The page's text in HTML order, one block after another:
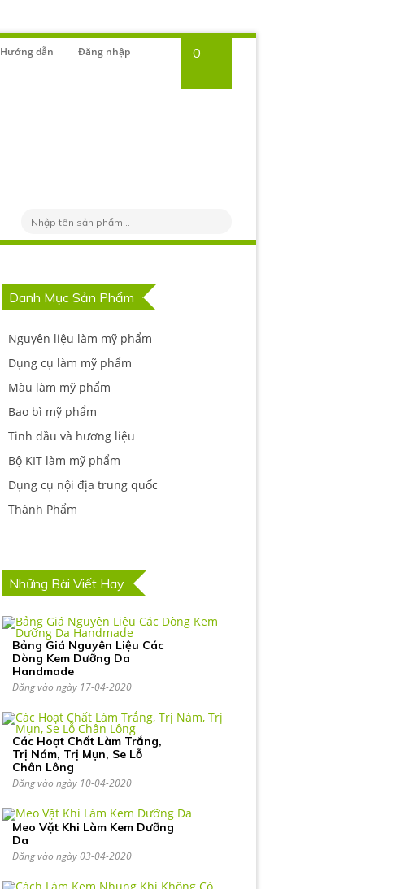
Hướng dẫn Đăng nhập 0
Danh Mục Sản Phẩm
Nguyên liệu làm mỹ phẩm
Dụng cụ làm mỹ phẩm
Màu làm mỹ phẩm
Bao bì mỹ phẩm
Tinh dầu và hương liệu
Bộ KIT làm mỹ phẩm
Dụng cụ nội địa trung quốc
Thành Phẩm
Những Bài Viết Hay
Bảng Giá Nguyên Liệu Các
Dòng Kem Dưỡng Da
Handmade
Đăng vào ngày 17-04-2020
Các Hoạt Chất Làm Trắng,
Trị Nám, Trị Mụn, Se Lỗ
Chân Lông
Đăng vào ngày 10-04-2020
Meo Vặt Khi Làm Kem Dưỡng
Da
Đăng vào ngày 03-04-2020